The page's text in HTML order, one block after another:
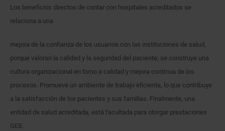
Los beneficios directos de contar con hospitales acreditados se
relaciona a una
mejora de la confianza de los usuarios con las instituciones de salud,
porque valoran la calidad y la seguridad del paciente; se construye una
cultura organizacional en torno a calidad y mejora continua de los
procesos. Promueve un ambiente de trabajo eficiente, lo que contribuye
a la satisfacción de los pacientes y sus familias. Finalmente, una
entidad de salud acreditada, está facultada para otorgar prestaciones
GES.